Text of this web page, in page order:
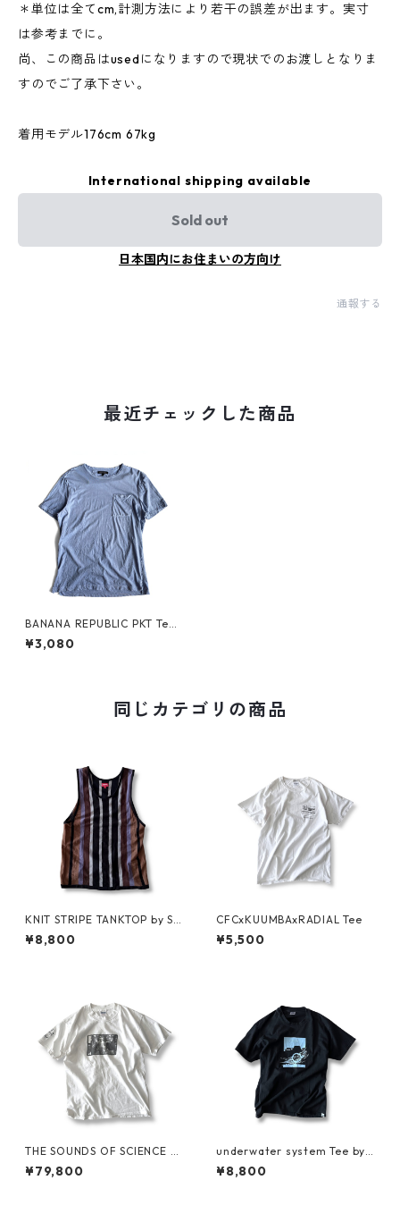
＊単位は全てcm,計測方法により若干の誤差が出ます。実寸
は参考までに。
尚、この商品はusedになりますので現状でのお渡しとなりま
すのでご了承下さい。
着用モデル176cm 67kg
International shipping available
Sold out
日本国内にお住まいの方向け
通報する
最近チェックした商品
BANANA REPUBLIC PKT Tee_
2
¥3,080
同じカテゴリの商品
KNIT STRIPE TANKTOP by Su
preme
¥8,800
CFCxKUUMBAxRADIAL Tee
¥5,500
THE SOUNDS OF SCIENCE fo
r Grand Royal Tee by BEASTI
E BOYS
¥79,800
underwater system Tee by S
ARCASTIC
¥8,800